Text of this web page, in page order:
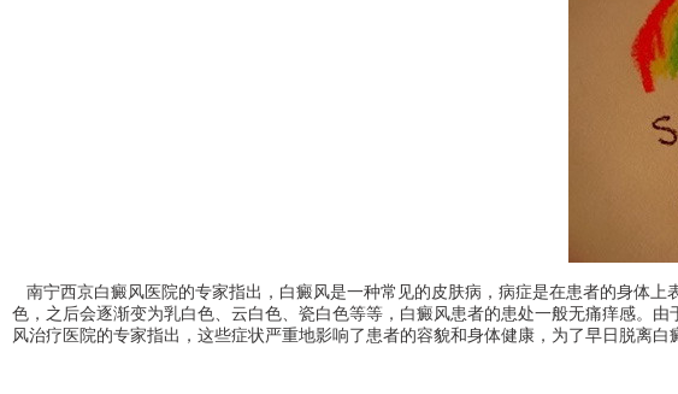
南宁西京白癜风医院的专家指出，白癜风是一种常见的皮肤病，病症是在患者的身体
色，之后会逐渐变为乳白色、云白色、瓷白色等等，白癜风患者的患处一般无痛痒感。
风治疗医院的专家指出，这些症状严重地影响了患者的容貌和身体健康，为了早日脱离白